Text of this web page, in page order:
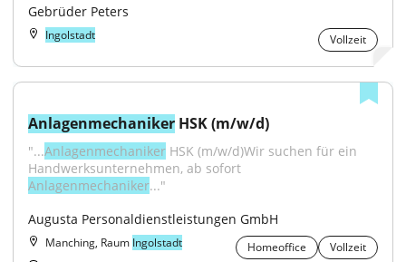
Gebrüder Peters
Ingolstadt Vollzeit
Anlagenmechaniker HSK (m/w/d)
"...Anlagenmechaniker HSK (m/w/d)Wir suchen für ein
Anlagenmechaniker..."
Augusta Personaldienstleistungen GmbH
Manching, Raum Ingolstadt Homeoffice
Vollzeit